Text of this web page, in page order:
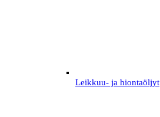
Leikkuu- ja hiontaöljyt